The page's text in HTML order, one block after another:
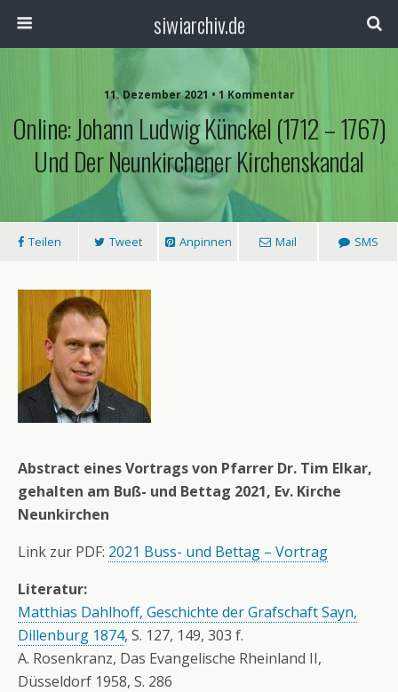
siwiarchiv.de
11. Dezember 2021 • 1 Kommentar
Online: Johann Ludwig Künckel (1712 – 1767)
Und Der Neunkirchener Kirchenskandal
Teilen Tweet Anpinnen Mail SMS
Abstract eines Vortrags von Pfarrer Dr. Tim Elkar,
gehalten am Buß- und Bettag 2021, Ev. Kirche
Neunkirchen
Link zur PDF: 2021 Buss- und Bettag – Vortrag
Literatur:
Matthias Dahlhoff, Geschichte der Grafschaft Sayn,
Dillenburg 1874, S. 127, 149, 303 f.
A. Rosenkranz, Das Evangelische Rheinland II,
Düsseldorf 1958, S. 286